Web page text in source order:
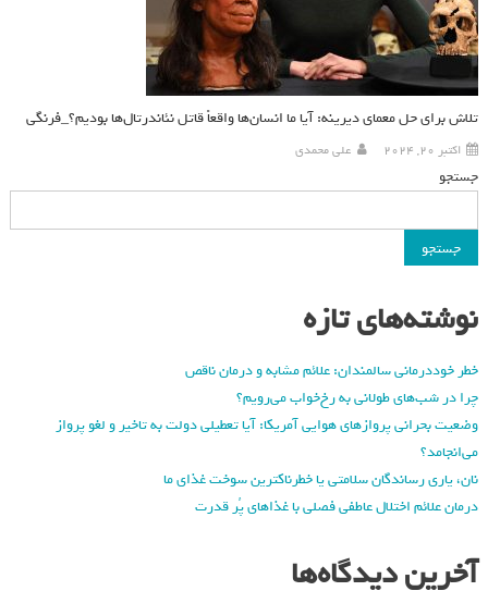
تلاش برای حل معمای دیرینه: آیا ما انسان‌ها واقعاً قاتل نئاندرتال‌ها بودیم؟_فرنگی
اکتبر 20, 2024 علی محمدی
جستجو
جستجو
نوشته‌های تازه
خطر خوددرمانی سالمندان: علائم مشابه و درمان ناقص
چرا در شب‌های طولانی به رخ‌خواب می‌رویم؟
وضعیت بحرانی پروازهای هوایی آمریکا: آیا تعطیلی دولت به تاخیر و لغو پرواز
می‌انجامد؟
نان، یاری رساندگان سلامتی یا خطرناکترین سوخت غذای ما
درمان علائم اختلال عاطفی فصلی با غذاهای پُر قدرت
آخرین دیدگاه‌ها